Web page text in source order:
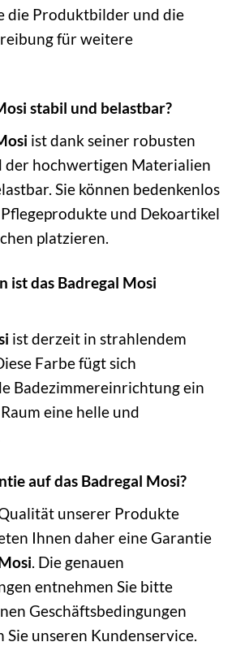
die Produktbilder und die
für weitere
stabil und belastbar?
ist dank seiner robusten
hochwertigen Materialien
Sie können bedenkenlos
und Dekoartikel
platzieren.
ist das Badregal Mosi
ist derzeit in strahlendem
Farbe fügt sich
Badezimmereinrichtung ein
eine helle und
auf das Badregal Mosi?
unserer Produkte
Ihnen daher eine Garantie
. Die genauen
entnehmen Sie bitte
Geschäftsbedingungen
unseren Kundenservice.